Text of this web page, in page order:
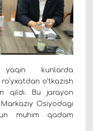
yaqin kunlarda
o‘tkazish
qildi. Bu jarayon
Osiyodagi
muhim qadam